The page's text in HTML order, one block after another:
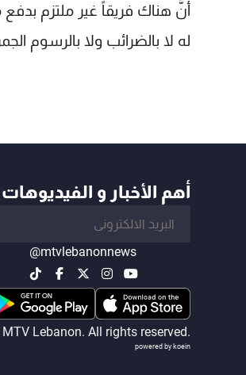
أنَّ هناك فريقاً غير ملتزم
له لا بالضرائب ولا بالرسوم
أهم الأخبار و
@mtvlebanonnews
Lebanon. All rights reserved.
powered by koein